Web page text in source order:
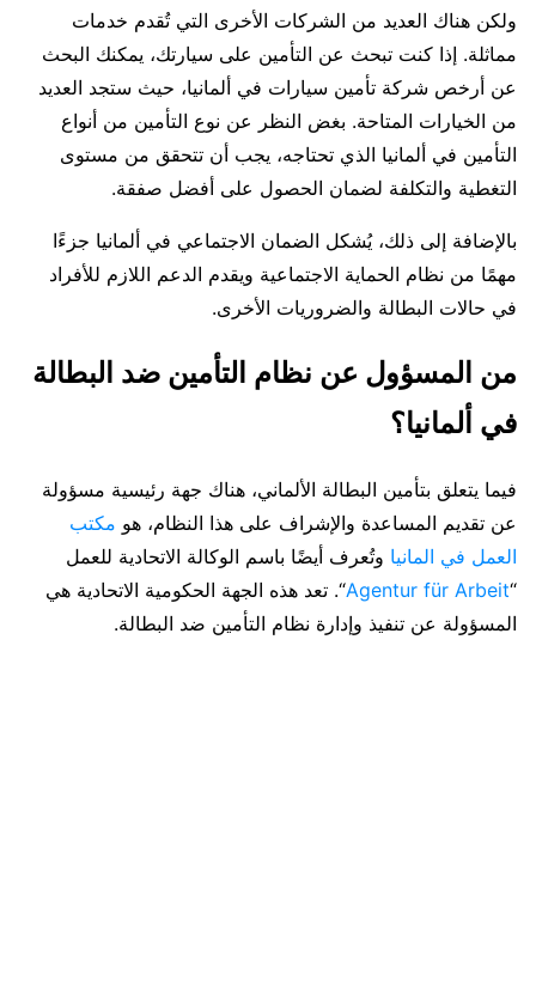
ولكن هناك العديد من الشركات الأخرى التي تُقدم خدمات
مماثلة. إذا كنت تبحث عن التأمين على سيارتك، يمكنك البحث
عن أرخص شركة تأمين سيارات في ألمانيا، حيث ستجد العديد
من الخيارات المتاحة. بغض النظر عن نوع التأمين من أنواع
التأمين في ألمانيا الذي تحتاجه، يجب أن تتحقق من مستوى
التغطية والتكلفة لضمان الحصول على أفضل صفقة.
بالإضافة إلى ذلك، يُشكل الضمان الاجتماعي في ألمانيا جزءًا
مهمًا من نظام الحماية الاجتماعية ويقدم الدعم اللازم للأفراد
في حالات البطالة والضروريات الأخرى.
من المسؤول عن نظام التأمين ضد البطالة
في ألمانيا؟
فيما يتعلق بتأمين البطالة الألماني، هناك جهة رئيسية مسؤولة
عن تقديم المساعدة والإشراف على هذا النظام، هو مكتب
العمل في المانيا وتُعرف أيضًا باسم الوكالة الاتحادية للعمل
“
Agentur für Arbeit“. تعد هذه الجهة الحكومية الاتحادية هي
المسؤولة عن تنفيذ وإدارة نظام التأمين ضد البطالة.